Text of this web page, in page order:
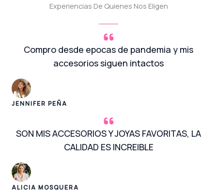
Experiencias De Quienes Nos Eligen
Compro desde epocas de pandemia y mis
accesorios siguen intactos
JENNIFER PEÑA
SON MIS ACCESORIOS Y JOYAS FAVORITAS, LA
CALIDAD ES INCREIBLE
ALICIA MOSQUERA